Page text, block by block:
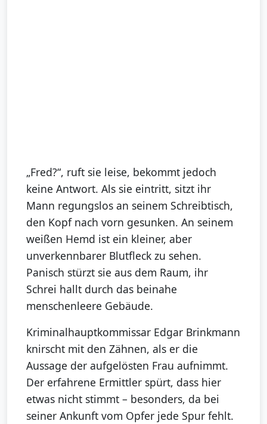
„Fred?“, ruft sie leise, bekommt jedoch
keine Antwort. Als sie eintritt, sitzt ihr
Mann regungslos an seinem Schreibtisch,
den Kopf nach vorn gesunken. An seinem
weißen Hemd ist ein kleiner, aber
unverkennbarer Blutfleck zu sehen.
Panisch stürzt sie aus dem Raum, ihr
Schrei hallt durch das beinahe
menschenleere Gebäude.
Kriminalhauptkommissar Edgar Brinkmann
knirscht mit den Zähnen, als er die
Aussage der aufgelösten Frau aufnimmt.
Der erfahrene Ermittler spürt, dass hier
etwas nicht stimmt – besonders, da bei
seiner Ankunft vom Opfer jede Spur fehlt.